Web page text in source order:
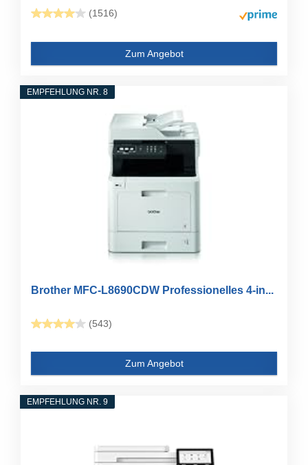
(1516)
Zum Angebot
EMPFEHLUNG NR. 8
Brother MFC-L8690CDW Professionelles 4-in...
(543)
Zum Angebot
EMPFEHLUNG NR. 9